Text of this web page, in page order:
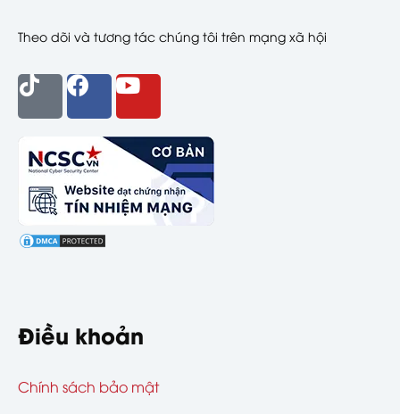
Theo dõi và tương tác chúng tôi trên mạng xã hội
Điều khoản
Chính sách bảo mật